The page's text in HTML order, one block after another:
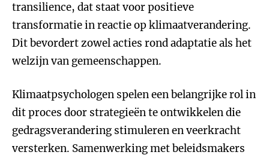
transilience, dat staat voor positieve
transformatie in reactie op klimaatverandering.
Dit bevordert zowel acties rond adaptatie als het
welzijn van gemeenschappen.
Klimaatpsychologen spelen een belangrijke rol in
dit proces door strategieën te ontwikkelen die
gedragsverandering stimuleren en veerkracht
versterken. Samenwerking met beleidsmakers